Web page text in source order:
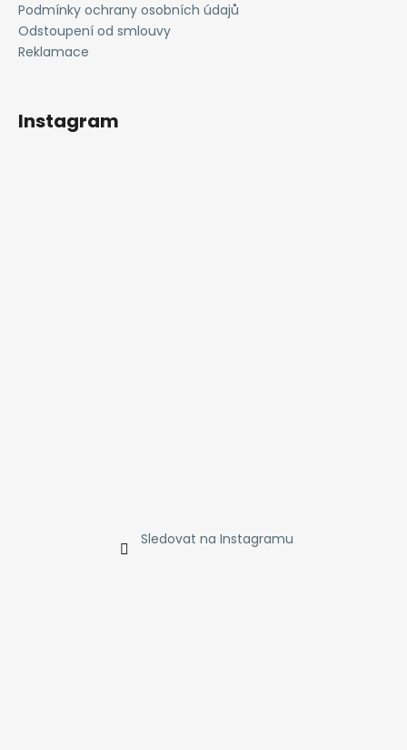
Podmínky ochrany osobních údajů
Odstoupení od smlouvy
Reklamace
Instagram
Sledovat na Instagramu